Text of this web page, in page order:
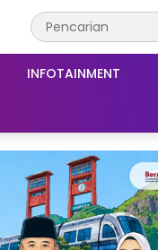
INFOTAINMENT